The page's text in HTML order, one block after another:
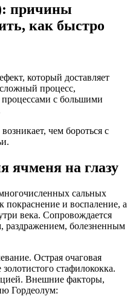
причины
как быстро
который доставляет
процесс,
с большими
чем бороться с
ячменя на глазу
сальных
покраснение и воспаление, а
века. Сопровождается
раздражением, болезненным
Острая очаговая
стафилококка.
Внешние факторы,
Гордеолум: